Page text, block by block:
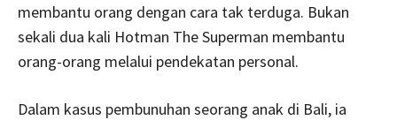
membantu orang dengan cara tak terduga. Bukan
sekali dua kali Hotman The Superman membantu
orang-orang melalui pendekatan personal.
Dalam kasus pembunuhan seorang anak di Bali, ia